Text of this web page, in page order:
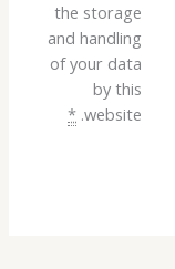
the storage
and handling
of your data
by this
website.
*